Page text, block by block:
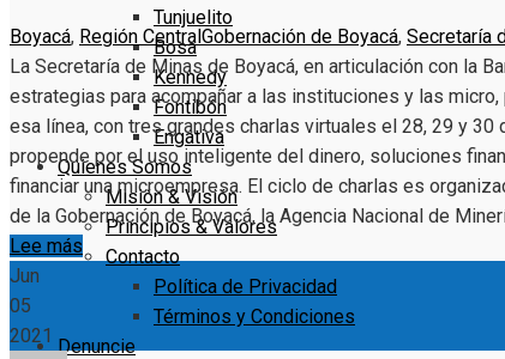
Tunjuelito
Bosa
Kennedy
Fontibón
Engativa
Quienes Somos
Misión & Visión
Principios & Valores
Contacto
Política de Privacidad
Términos y Condiciones
Denuncie
Boyacá, Región CentralGobernación de Boyacá, Secretaría
La Secretaría de Minas de Boyacá, en articulación con la
estrategias para acompañar a las instituciones y las
esa línea, con tres grandes charlas virtuales el 28, 29 y 30
propende por el uso inteligente del dinero, soluciones
financiar una microempresa. El ciclo de charlas es
de la Gobernación de Boyacá, la Agencia Nacional de
Lee más
Jun
05
2021